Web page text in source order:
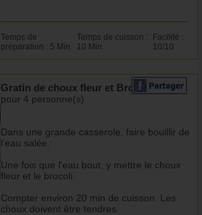
Temps de
préparation : 5 Min
Temps de cuisson :
10 Min
Facilité :
10/10
Gratin de choux fleur et Brocolis
pour 4 personne(s)
Dans une grande casserole, faire bouillir de
l'eau salée.
Une fois que l'eau bout, y mettre le choux
fleur et le brocoli.
Compter environ 20 min de cuisson. Les
choux doivent être tendres.